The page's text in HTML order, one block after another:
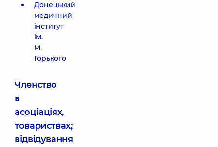
Донецький
медичний
інститут
ім.
М.
Горького
Членство
в
асоціаціях,
товариствах;
відвідування